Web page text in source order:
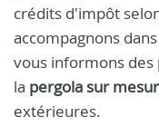
crédits d'impôt
accompagnons
vous informons
la pergola sur
extérieures.